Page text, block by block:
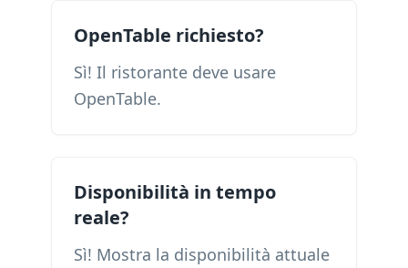
OpenTable richiesto?
Sì! Il ristorante deve usare
OpenTable.
Disponibilità in tempo
reale?
Sì! Mostra la disponibilità attuale